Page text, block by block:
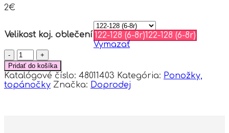
2€
Velikost koj. oblečení 122-128 (6-8r)122-128 (6-8r)
Vymazať
množstvo
Baby
Nellys
Bavlnené
veselé
Pridať do košíka
Katalógové číslo: 48011403 Kategória: Ponožky,
topánočky Značka: Doprodej